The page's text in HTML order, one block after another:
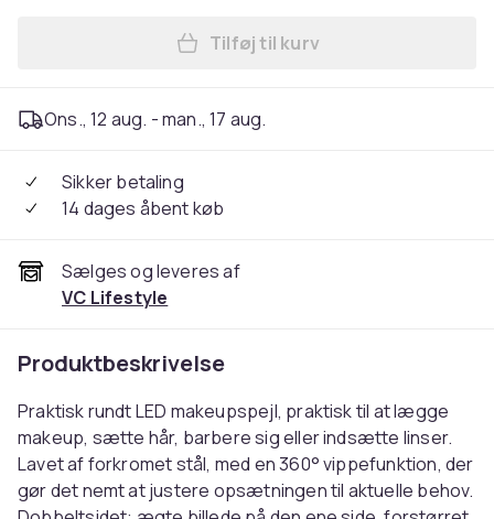
Læg Makeupspejl -
Tilføj til kurv
Ons., 12 aug. - man., 17 aug.
Sikker betaling
14 dages åbent køb
Sælges og leveres af
VC Lifestyle
Produktbeskrivelse
Praktisk rundt LED makeupspejl, praktisk til at lægge
makeup, sætte hår, barbere sig eller indsætte linser.
Lavet af forkromet stål, med en 360° vippefunktion, der
gør det nemt at justere opsætningen til aktuelle behov.